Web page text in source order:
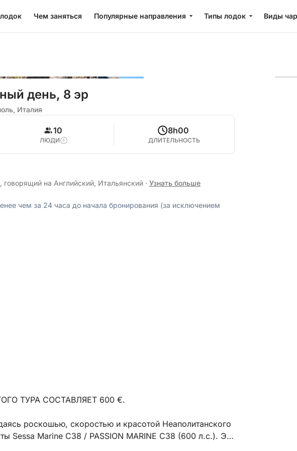
Чем заняться Популярные направления Типы лодок Виды
день, 8 эр
Италия
10
ЛЮДИ
8h00
ДЛИТЕЛЬНОСТЬ
на Английский, Итальянский · Узнать больше
чем за 24 часа до начала бронирования (за исключением
ТУРА СОСТАВЛЯЕТ 600 €.
роскошью, скоростью и красотой Неаполитанского
Sessa Marine C38 / PASSION MARINE C38 (600 л.с.). Эта
8 часов), отправляющаяся из элегантного порта